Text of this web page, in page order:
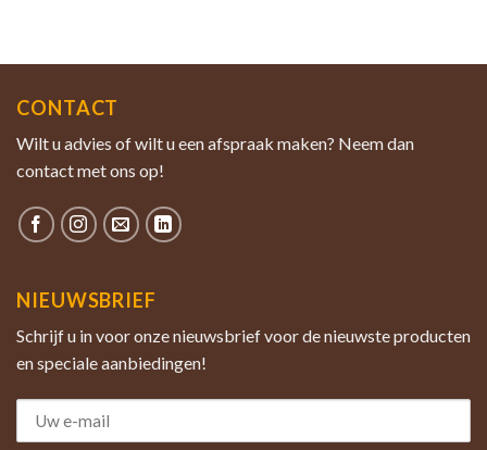
CONTACT
Wilt u advies of wilt u een afspraak maken? Neem dan
contact met ons op!
NIEUWSBRIEF
Schrijf u in voor onze nieuwsbrief voor de nieuwste producten
en speciale aanbiedingen!